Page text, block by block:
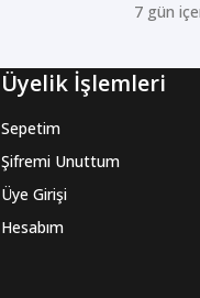
7 gün
Üyelik İşlemleri
Sepetim
Şifremi Unuttum
Üye Girişi
Hesabım